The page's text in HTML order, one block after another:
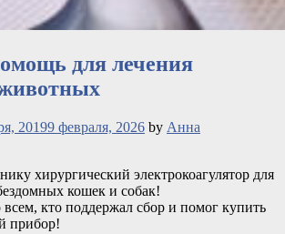
для лечения
20199 февраля, 2026 by Анна
хирургический электрокоагулятор для
кошек и собак!
кто поддержал сбор и помог купить
прибор!